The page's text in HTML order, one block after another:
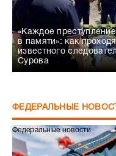
«Каждое
в памяти»: как
известного
Сурова
ФЕДЕРАЛЬНЫЕ
Федеральные новости